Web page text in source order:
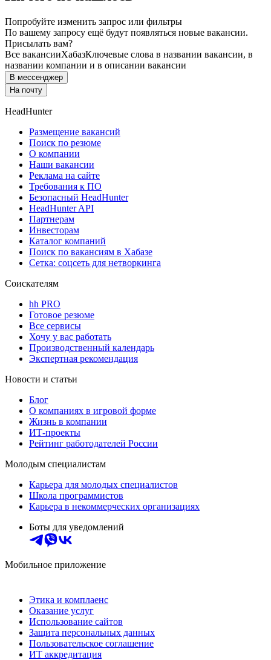
Попробуйте изменить запрос или фильтры
По вашему запросу ещё будут появляться новые вакансии.
Присылать вам?
Все вакансииХабазКлючевые слова в названии вакансии, в
названии компании и в описании вакансии
В мессенджер
На почту
HeadHunter
Размещение вакансий
Поиск по резюме
О компании
Наши вакансии
Реклама на сайте
Требования к ПО
Безопасный HeadHunter
HeadHunter API
Партнерам
Инвесторам
Каталог компаний
Поиск по вакансиям в Хабазе
Сетка: соцсеть для нетворкинга
Соискателям
hh PRO
Готовое резюме
Все сервисы
Хочу у вас работать
Производственный календарь
Экспертная рекомендация
Новости и статьи
Блог
О компаниях в игровой форме
Жизнь в компании
ИТ-проекты
Рейтинг работодателей России
Молодым специалистам
Карьера для молодых специалистов
Школа программистов
Карьера в некоммерческих организациях
Боты для уведомлений
Мобильное приложение
Этика и комплаенс
Оказание услуг
Использование сайтов
Защита персональных данных
Пользовательское соглашение
ИТ аккредитация